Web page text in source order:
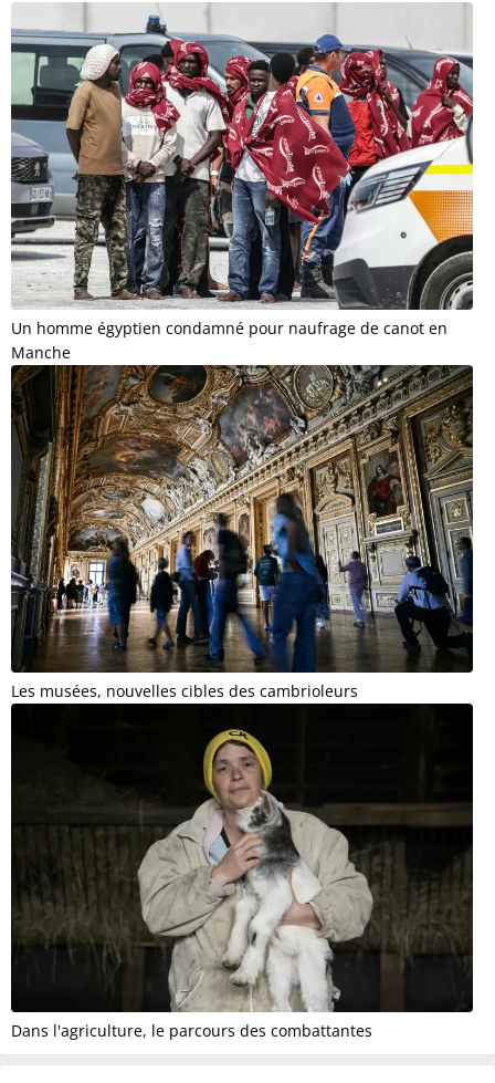
Un homme égyptien condamné pour naufrage de canot en
Manche
Les musées, nouvelles cibles des cambrioleurs
Dans l'agriculture, le parcours des combattantes